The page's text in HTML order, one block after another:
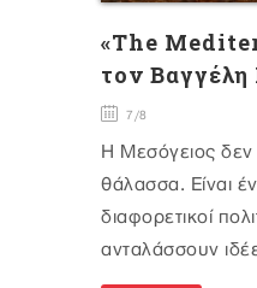
«The
τον
7/8
Η Μεσόγειος δεν
θάλασσα. Είναι
διαφορετικοί
ανταλάσσουν